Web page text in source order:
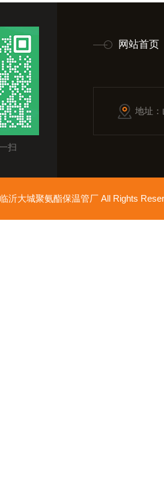
扫
网站首页
地址
沂大城聚氨酯保温管厂 All Rights